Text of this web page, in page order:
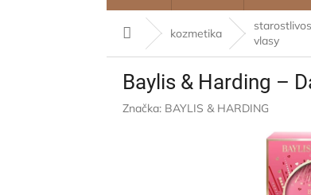
Domovkozmetika
vlasy
Baylis & Harding –
Značka: BAYLIS & HARDING